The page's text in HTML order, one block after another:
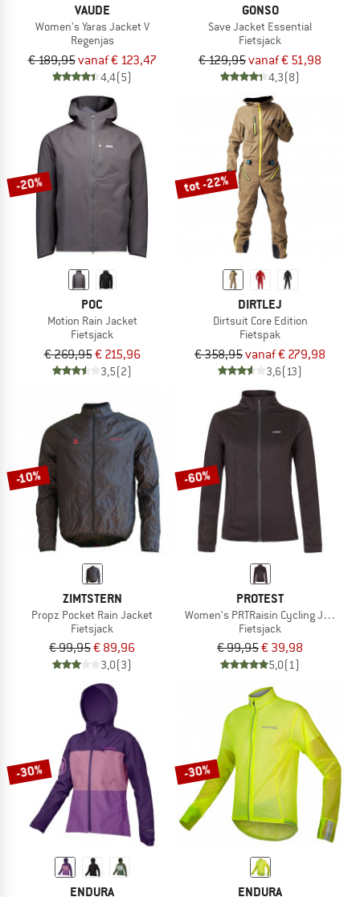
VAUDE
Women's Yaras Jacket V
Regenjas
€ 189,95vanaf € 123,47
4,4(5)
GONSO
Save Jacket Essential
Fietsjack
€ 129,95vanaf € 51,98
4,3(8)
-20%
POC
Motion Rain Jacket
Fietsjack
€ 269,95€ 215,96
3,5(2)
tot -22%
DIRTLEJ
Dirtsuit Core Edition
Fietspak
€ 358,95vanaf € 279,98
3,6(13)
-10%
ZIMTSTERN
Propz Pocket Rain Jacket
Fietsjack
€ 99,95€ 89,96
3,0(3)
-60%
PROTEST
Women's PRTRaisin Cycling Jacket
Fietsjack
€ 99,95€ 39,98
5,0(1)
-30%
ENDURA
-30%
ENDURA